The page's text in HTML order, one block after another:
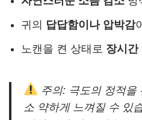
귀의 답답함이나 압박감
노캔을 켠 상태로 장시간
주의: 극도의 정적을
소 약하게 느껴질 수 있